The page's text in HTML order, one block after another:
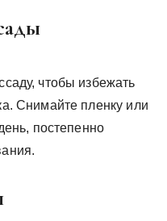
чтобы избежать
Снимайте пленку или
постепенно